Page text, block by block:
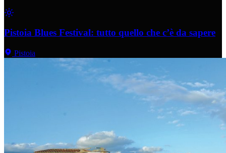
Pistoia Blues Festival: tutto quello che c’è da sapere
Pistoia